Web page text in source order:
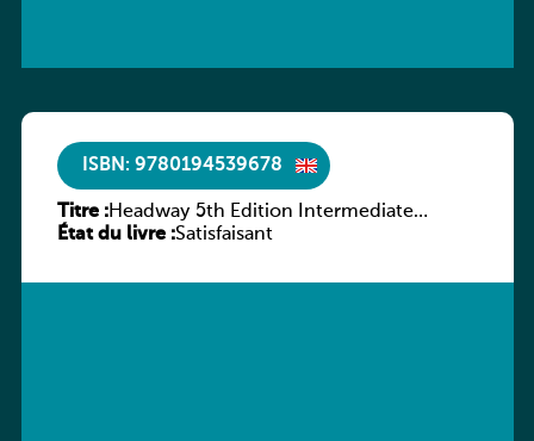
ISBN: 9780194539678
Titre :Headway 5th Edition Intermediate
Workbook without key
État du livre :Satisfaisant